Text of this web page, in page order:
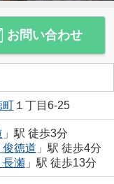
お問い合わせ
町１丁目6-25
」駅 徒歩3分
俊徳道 」駅 徒歩4分
長瀬」駅 徒歩13分